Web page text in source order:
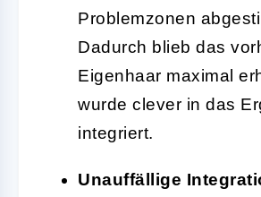
Problemzonen
Dadurch blieb das
Eigenhaar maximal
wurde clever in das
integriert.
Unauffällige